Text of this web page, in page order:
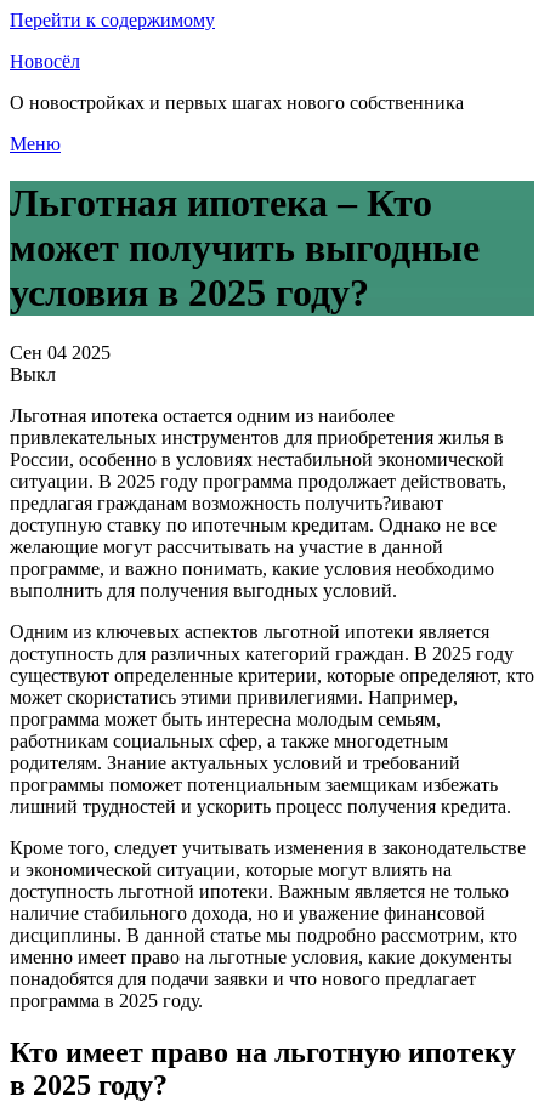
Перейти к содержимому
Новосёл
О новостройках и первых шагах нового собственника
Меню
Льготная ипотека – Кто
может получить выгодные
условия в 2025 году?
Сен 04 2025
Выкл
Льготная ипотека остается одним из наиболее
привлекательных инструментов для приобретения жилья в
России, особенно в условиях нестабильной экономической
ситуации. В 2025 году программа продолжает действовать,
предлагая гражданам возможность получить?ивают
доступную ставку по ипотечным кредитам. Однако не все
желающие могут рассчитывать на участие в данной
программе, и важно понимать, какие условия необходимо
выполнить для получения выгодных условий.
Одним из ключевых аспектов льготной ипотеки является
доступность для различных категорий граждан. В 2025 году
существуют определенные критерии, которые определяют, кто
может скористатись этими привилегиями. Например,
программа может быть интересна молодым семьям,
работникам социальных сфер, а также многодетным
родителям. Знание актуальных условий и требований
программы поможет потенциальным заемщикам избежать
лишний трудностей и ускорить процесс получения кредита.
Кроме того, следует учитывать изменения в законодательстве
и экономической ситуации, которые могут влиять на
доступность льготной ипотеки. Важным является не только
наличие стабильного дохода, но и уважение финансовой
дисциплины. В данной статье мы подробно рассмотрим, кто
именно имеет право на льготные условия, какие документы
понадобятся для подачи заявки и что нового предлагает
программа в 2025 году.
Кто имеет право на льготную ипотеку
в 2025 году?